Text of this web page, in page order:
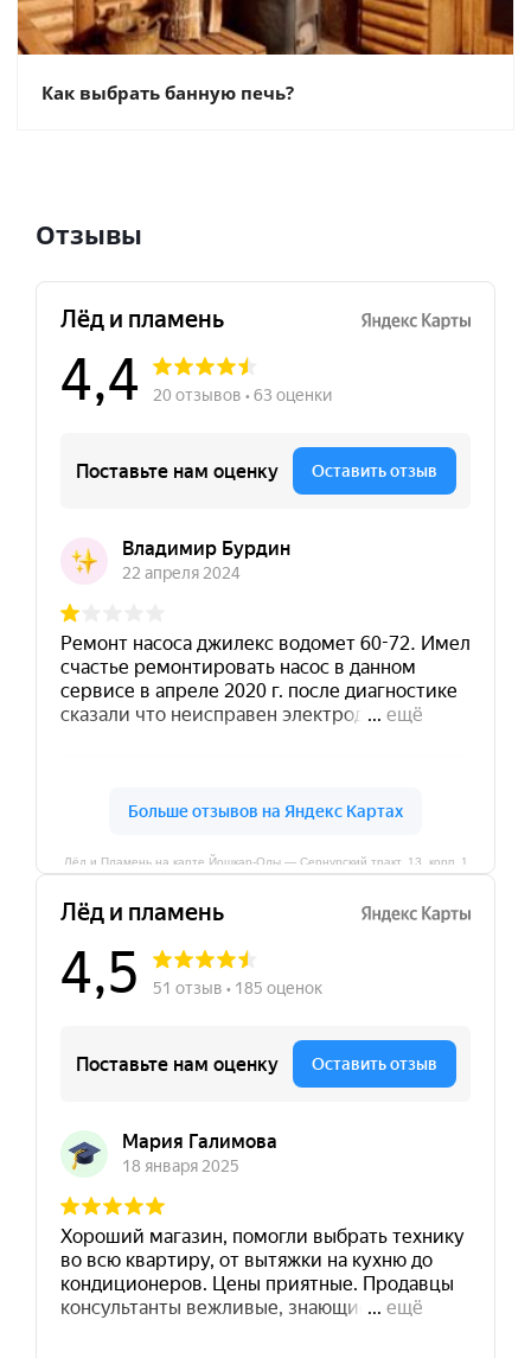
Как выбрать банную печь?
Отзывы
Лёд и Пламень на карте Йошкар‑Олы — Сернурский тракт, 13, корп. 1